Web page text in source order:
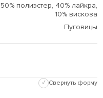
50% полиэстер, 40% лайкра,
10% вискоза
Пуговицы
✓ Свернуть форму